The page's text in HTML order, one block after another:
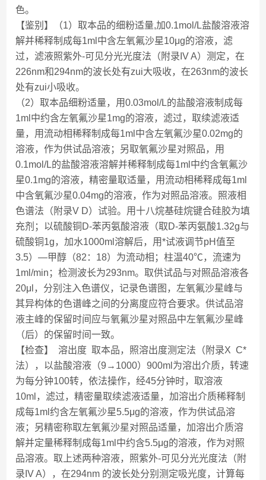
色。
【鉴别】（1）取本品的细粉适量,加0.1mol/L盐酸溶液溶
解并稀释制成每1ml中含左氧氟沙星10μg的溶液，滤
过，滤液照紫外-可见分光光度法（附录IV A）测定，在
226nm和294nm的波长处有zui大吸收，在263nm的波长
处有zui小吸收。
（2）取本品细粉适量，用0.03mol/L的盐酸溶液制成每
1ml中约含左氧氟沙星1mg的溶液，滤过，取续滤液适
量，用流动相稀释制成每1ml中含左氧氟沙星0.02mg的
溶液，作为供试品溶液；另取氧氟沙星对照品，用
0.1mol/L的盐酸溶液溶解并稀释制成每1ml中约含氧氟沙
星0.1mg的溶液，精密量取适量，用流动相稀释成每1ml
中含氧氟沙星0.04mg的溶液，作为对照品溶液。照液相
色谱法（附录V D）试验。用十八烷基硅烷键合硅胶为填
充剂；以硫酸铜D-苯丙氨酸溶液（取D-苯丙氨酸1.32g与
硫酸铜1g，加水1000ml溶解后，用*试液调节pH值至
3.5）—甲醇（82：18）为流动相；柱温40℃，流速为
1ml/min；检测波长为293nm。取供试品与对照品溶液各
20μl，分别注入色谱仪，记录色谱图，左氧氟沙星峰与
其异构体的色谱峰之间的分离度应符合要求。供试品溶
液主峰的保留时间应与氧氟沙星对照品中左氧氟沙星峰
（后）的保留时间一致。
【检查】 溶出度 取本品，照溶出度测定法（附录X C*
法），以盐酸溶液（9→1000）900ml为溶出介质，转速
为每分钟100转，依法操作，经45分钟时，取溶液
10ml，滤过，精密量取续滤液适量，加溶出介质稀释制
成每1ml约含左氧氟沙星5.5μg的溶液，作为供试品溶
液；另精密称取左氧氟沙星对照品适量，加溶出介质溶
解并定量稀释制成每1ml中约含5.5μg的溶液，作为对照
品溶液。取上述两种溶液，照紫外-可见分光光度法（附
录IV A），在294nm 的波长处分别测定吸光度，计算每